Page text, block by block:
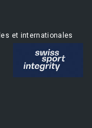
et internationales